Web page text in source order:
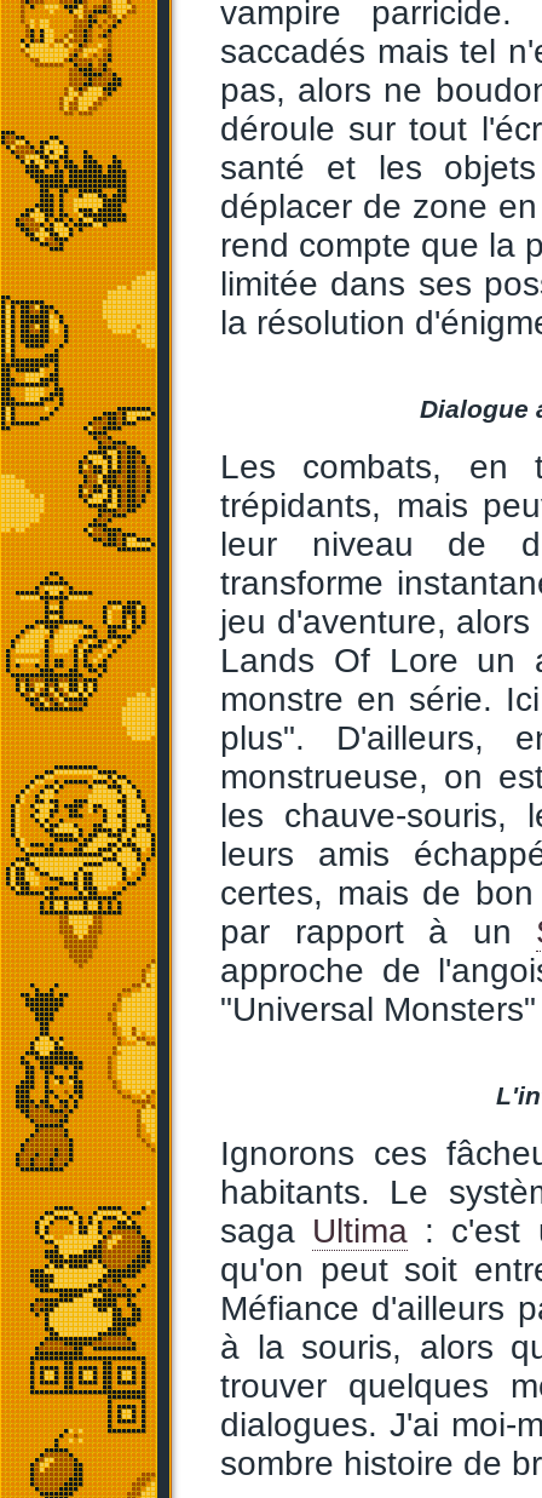
vampire
saccadés mais tel
pas, alors ne
déroule sur tout
santé et les
déplacer de zone
rend compte que la
limitée dans ses
la résolution
Dialogue
Les combats, en
trépidants, mais
leur niveau de
transforme
jeu d'aventure,
Lands Of Lore un
monstre en série.
plus". D'ailleurs,
monstrueuse, on
les chauve-souris,
leurs amis
certes, mais de
par rapport à un
approche de
"Universal
Ignorons ces
habitants. Le
saga Ultima : c'est
qu'on peut soit
Méfiance d'ailleurs
à la souris, alors
trouver quelques
dialogues. J'ai moi-
sombre histoire de